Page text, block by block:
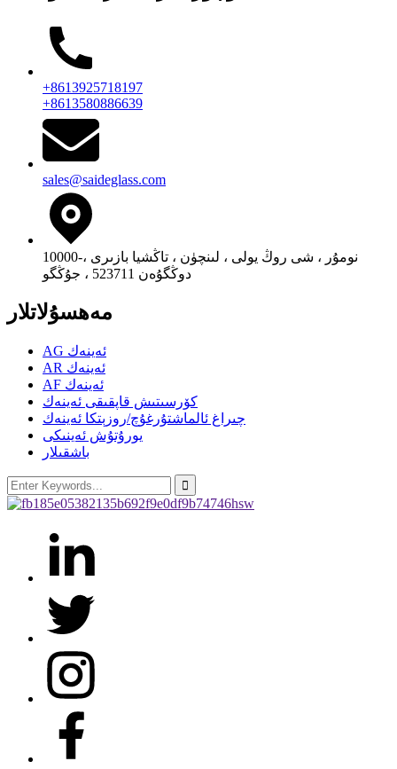
+8613925718197
+8613580886639
sales@saideglass.com
10000-نومۇر ، شى روڭ يولى ، لىنچۈن ، تاڭشيا بازىرى ،
دوڭگۇەن 523711 ، جۇڭگو
مەھسۇلاتلار
AG ئەينەك
AR ئەينەك
AF ئەينەك
كۆرسىتىش قاپقىقى ئەينەك
چىراغ ئالماشتۇرغۇچ/روزېتكا ئەينەك
يورۇتۇش ئەينىكى
باشقىلار